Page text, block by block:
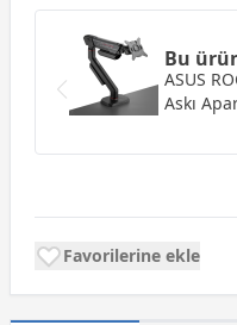
Bu
ASUS
Askı
Favorilerine ekle